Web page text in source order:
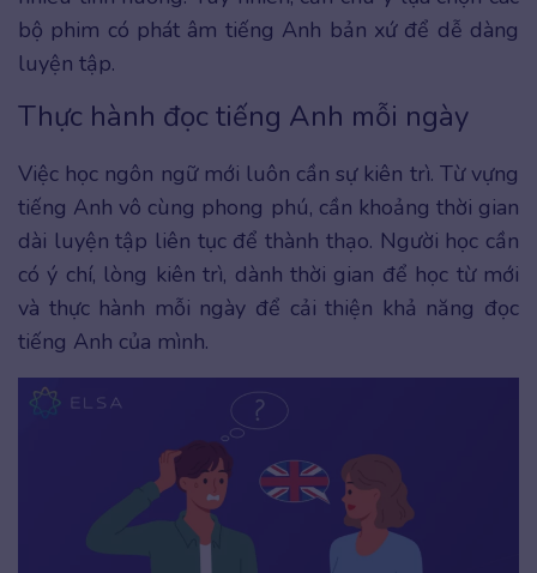
bộ phim có phát âm tiếng Anh bản xứ để dễ dàng
luyện tập.
Thực hành đọc tiếng Anh mỗi ngày
Việc học ngôn ngữ mới luôn cần sự kiên trì. Từ vựng
tiếng Anh vô cùng phong phú, cần khoảng thời gian
dài luyện tập liên tục để thành thạo. Người học cần
có ý chí, lòng kiên trì, dành thời gian để học từ mới
và thực hành mỗi ngày để cải thiện khả năng đọc
tiếng Anh của mình.